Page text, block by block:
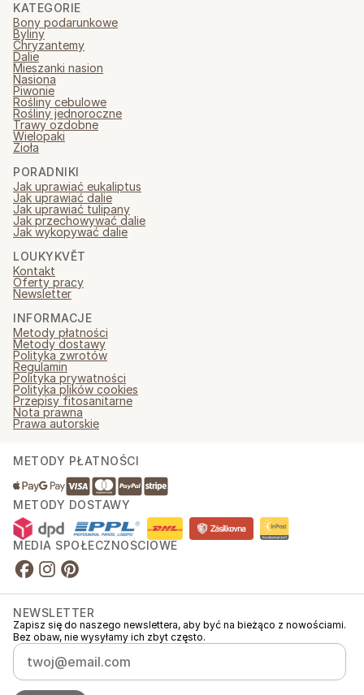
KATEGORIE
Bony podarunkowe
Byliny
Chryzantemy
Dalie
Mieszanki nasion
Nasiona
Piwonie
Rośliny cebulowe
Rośliny jednoroczne
Trawy ozdobne
Wielopaki
Zioła
PORADNIKI
Jak uprawiać eukaliptus
Jak uprawiać dalie
Jak uprawiać tulipany
Jak przechowywać dalie
Jak wykopywać dalie
LOUKYKVĚT
Kontakt
Oferty pracy
Newsletter
INFORMACJE
Metody płatności
Metody dostawy
Polityka zwrotów
Regulamin
Polityka prywatności
Polityka plików cookies
Przepisy fitosanitarne
Nota prawna
Prawa autorskie
METODY PŁATNOŚCI
METODY DOSTAWY
MEDIA SPOŁECZNOŚCIOWE
NEWSLETTER
Zapisz się do naszego newslettera, aby być na bieżąco z nowościami.
Bez obaw, nie wysyłamy ich zbyt często.